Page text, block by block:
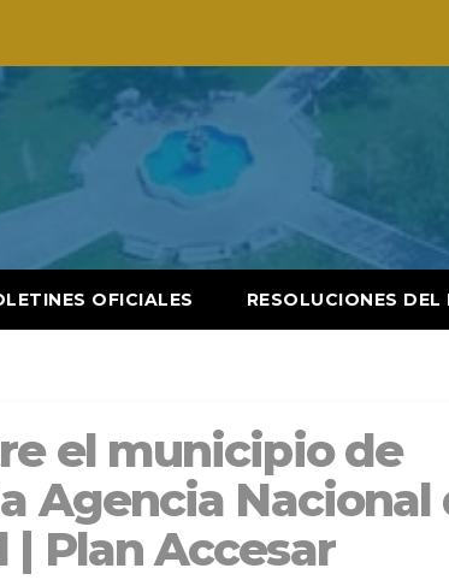
OFICIALES RESOLUCIONES
el municipio de
Agencia Nacional
Plan Accesar